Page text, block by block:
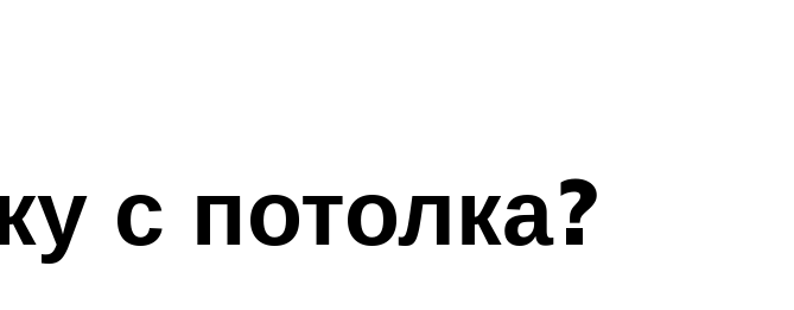
с потолка?